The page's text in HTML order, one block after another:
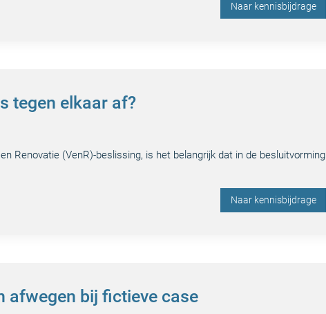
Naar kennisbijdrage
tegen elkaar af?
Renovatie (VenR)-beslissing, is het belangrijk dat in de besluitvorming
Naar kennisbijdrage
afwegen bij fictieve case